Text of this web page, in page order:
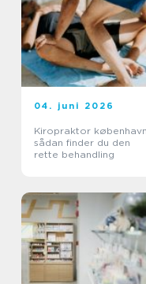
04. juni 2026
Kiropraktor
sådan finder du den
rette behandling